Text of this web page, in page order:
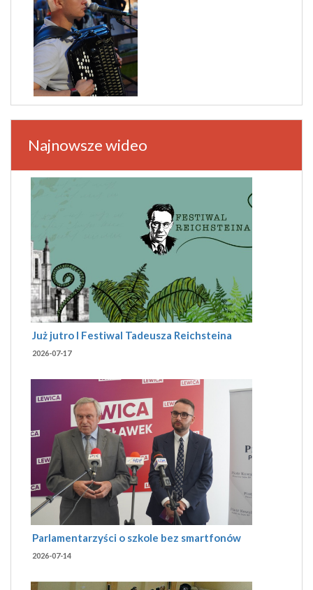
Najnowsze wideo
Już jutro I Festiwal Tadeusza Reichsteina
2026-07-17
Parlamentarzyści o szkole bez smartfonów
2026-07-14